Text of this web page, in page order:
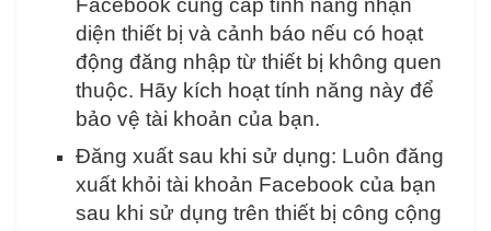
Facebook cung cấp tính năng nhận
diện thiết bị và cảnh báo nếu có hoạt
động đăng nhập từ thiết bị không quen
thuộc. Hãy kích hoạt tính năng này để
bảo vệ tài khoản của bạn.
Đăng xuất sau khi sử dụng: Luôn đăng
xuất khỏi tài khoản Facebook của bạn
sau khi sử dụng trên thiết bị công cộng